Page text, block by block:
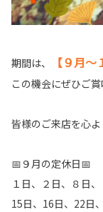
期間は、 【９月～
この機会にぜひご
皆様のご来店を心
📅９月の定休日📅
１日、２日、８日、
15日、16日、22日